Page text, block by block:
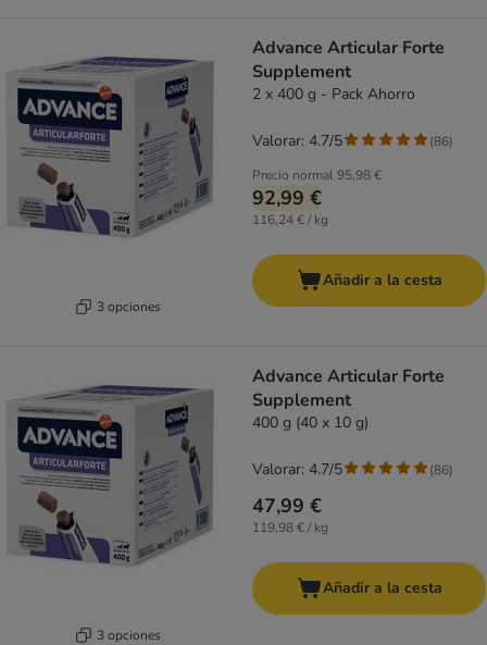
3 opciones
Advance Articular Forte
Supplement
2 x 400 g - Pack Ahorro
Precio normal95,98 €
92,99 €
116,24 € / kg
Valorar: 4.7/5 (86)
Añadir a la cesta
3 opciones
Advance Articular Forte
Supplement
400 g (40 x 10 g)
47,99 €
119,98 € / kg
Valorar: 4.7/5 (86)
Añadir a la cesta